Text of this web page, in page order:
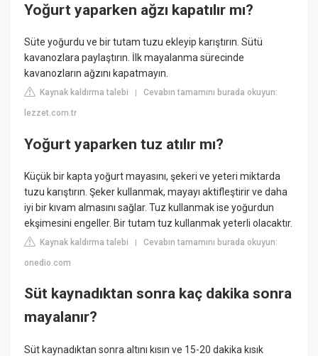
Yoğurt yaparken ağzı kapatılır mı?
Süte yoğurdu ve bir tutam tuzu ekleyip karıştırın. Sütü
kavanozlara paylaştırın. İlk mayalanma sürecinde
kavanozların ağzını kapatmayın.
Kaynak kaldırma talebi |Cevabın tamamını burada okuyun:
lezzet.com.tr
Yoğurt yaparken tuz atılır mı?
Küçük bir kapta yoğurt mayasını, şekeri ve yeteri miktarda
tuzu karıştırın. Şeker kullanmak, mayayı aktifleştirir ve daha
iyi bir kıvam almasını sağlar. Tuz kullanmak ise yoğurdun
ekşimesini engeller. Bir tutam tuz kullanmak yeterli olacaktır.
Kaynak kaldırma talebi |Cevabın tamamını burada okuyun:
onedio.com
Süt kaynadıktan sonra kaç dakika sonra
mayalanır?
Süt kaynadıktan sonra altını kısın ve 15-20 dakika kısık